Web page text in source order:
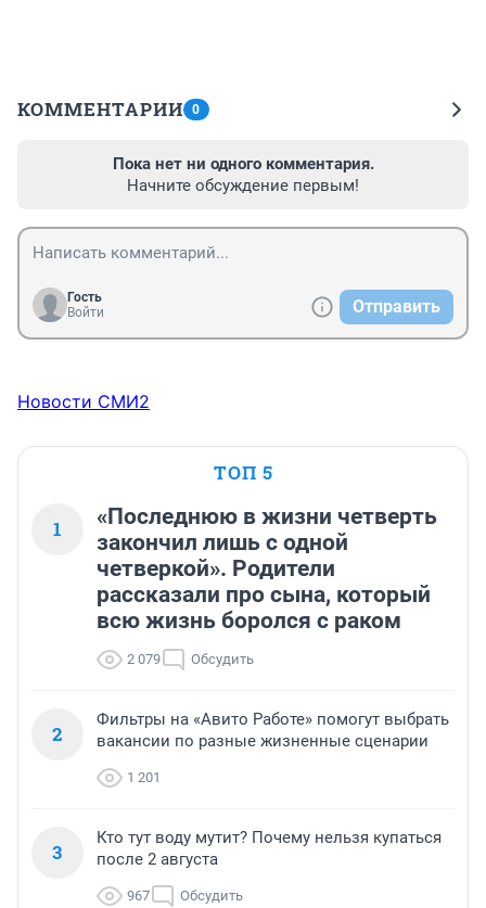
КОММЕНТАРИИ 0
Пока нет ни одного комментария.
Начните обсуждение первым!
Гость
Войти
Отправить
Новости СМИ2
ТОП 5
1
«Последнюю в жизни четверть
закончил лишь с одной
четверкой». Родители
рассказали про сына, который
всю жизнь боролся с раком
2 079 Обсудить
2
Фильтры на «Авито Работе» помогут выбрать
вакансии по разные жизненные сценарии
1 201
3
Кто тут воду мутит? Почему нельзя купаться
после 2 августа
967 Обсудить